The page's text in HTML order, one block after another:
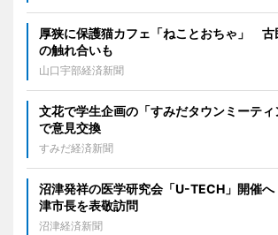
厚狭に保護猫カフェ「ねことおちゃ」 古
の触れ合いも
山口宇部経済新聞
文花で学生企画の「すみだタウンミーテ
で意見交換
すみだ経済新聞
沼津発祥の医学研究会「U-TECH」開催
津市長を表敬訪問
沼津経済新聞